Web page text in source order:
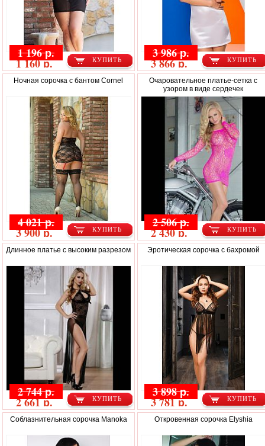
КУПИТЬ
1 196 р.
1 160 р. КУПИТЬ
3 986 р.
3 866 р.
Ночная сорочка с бантом Cornel
КУПИТЬ
4 021 р.
3 900 р.
Очаровательное платье-сетка с
узором в виде сердечек
КУПИТЬ
2 506 р.
2 430 р.
Длинное платье с высоким разрезом
КУПИТЬ
2 744 р.
2 661 р.
Эротическая сорочка с бахромой
КУПИТЬ
3 898 р.
3 781 р.
Соблазнительная сорочка Manoka Откровенная сорочка Elyshia